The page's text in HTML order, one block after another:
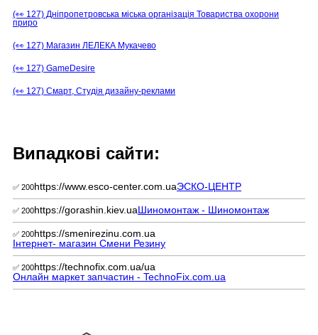
(👀 127) Дніпропетровська міська організація Товариства охорони
приро
(👀 127) Магазин ЛЕЛЕКА Мукачево
(👀 127) GameDesire
(👀 127) Смарт, Студія дизайну-реклами
Випадкові сайти:
✅ 200https://www.esco-center.com.uaЭСКО-ЦЕНТР
✅ 200https://gorashin.kiev.uaШиномонтаж - Шиномонтаж
✅ 200https://smenirezinu.com.ua
Інтернет- магазин Смени Резину
✅ 200https://technofix.com.ua/ua
Онлайн маркет запчастин - TechnoFix.com.ua